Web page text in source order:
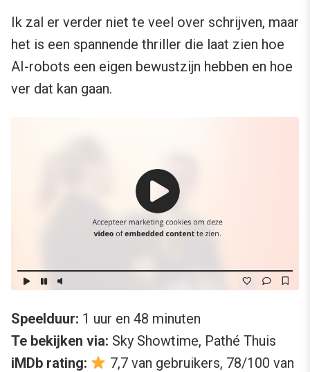
Ik zal er verder niet te veel over schrijven, maar
het is een spannende thriller die laat zien hoe
AI-robots een eigen bewustzijn hebben en hoe
ver dat kan gaan.
Speelduur: 1 uur en 48 minuten
Te bekijken via: Sky Showtime, Pathé Thuis
iMDb rating:
7,7 van gebruikers, 78/100 van